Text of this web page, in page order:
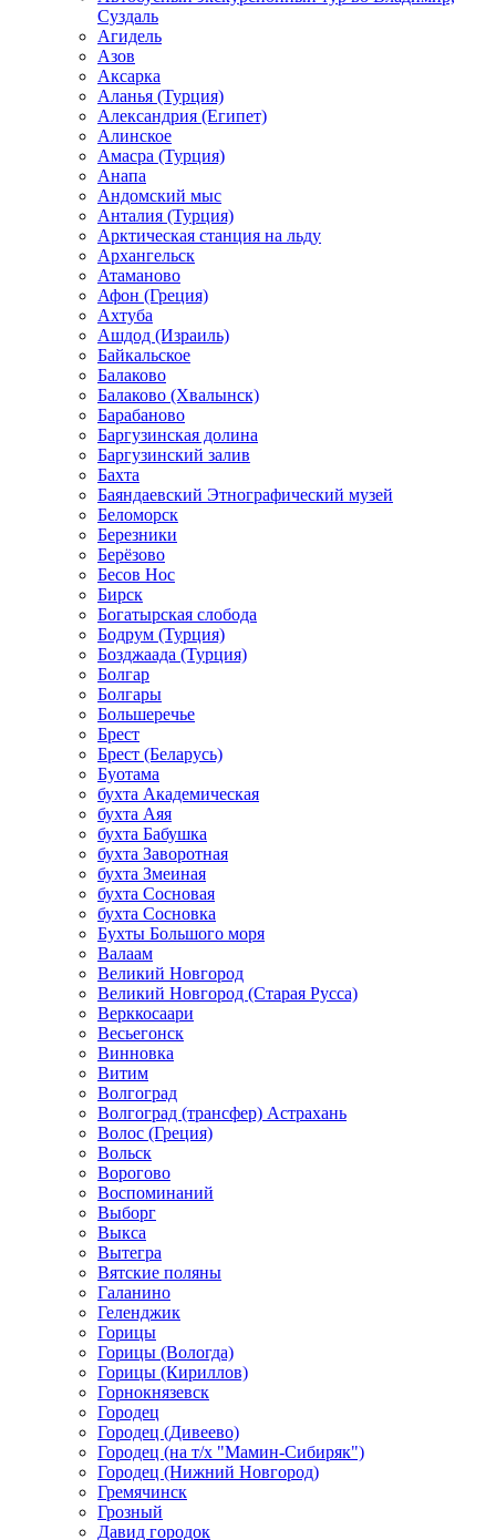
Суздаль
Агидель
Азов
Аксарка
Аланья (Турция)
Александрия (Египет)
Алинское
Амасра (Турция)
Анапа
Андомский мыс
Анталия (Турция)
Арктическая станция на льду
Архангельск
Атаманово
Афон (Греция)
Ахтуба
Ашдод (Израиль)
Байкальское
Балаково
Балаково (Хвалынск)
Барабаново
Баргузинская долина
Баргузинский залив
Бахта
Баяндаевский Этнографический музей
Беломорск
Березники
Берёзово
Бесов Нос
Бирск
Богатырская слобода
Бодрум (Турция)
Бозджаада (Турция)
Болгар
Болгары
Большеречье
Брест
Брест (Беларусь)
Буотама
бухта Академическая
бухта Аяя
бухта Бабушка
бухта Заворотная
бухта Змеиная
бухта Сосновая
бухта Сосновка
Бухты Большого моря
Валаам
Великий Новгород
Великий Новгород (Старая Русса)
Верккосаари
Весьегонск
Винновка
Витим
Волгоград
Волгоград (трансфер) Астрахань
Волос (Греция)
Вольск
Ворогово
Воспоминаний
Выборг
Выкса
Вытегра
Вятские поляны
Галанино
Геленджик
Горицы
Горицы (Вологда)
Горицы (Кириллов)
Горнокнязевск
Городец
Городец (Дивеево)
Городец (на т/х "Мамин-Сибиряк")
Городец (Нижний Новгород)
Гремячинск
Грозный
Давид городок